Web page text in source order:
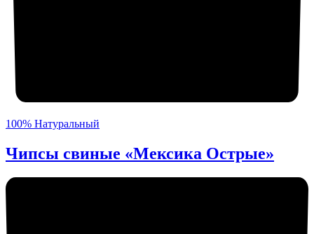
100% Натуральный
Чипсы свиные «Мексика Острые»